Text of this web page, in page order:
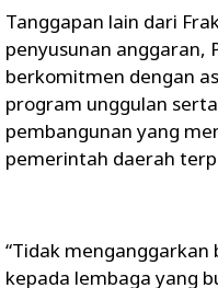
Tanggapan lain dari
penyusunan anggaran,
berkomitmen dengan
program unggulan
pembangunan yang
pemerintah daerah
“Tidak
kepada lembaga yang